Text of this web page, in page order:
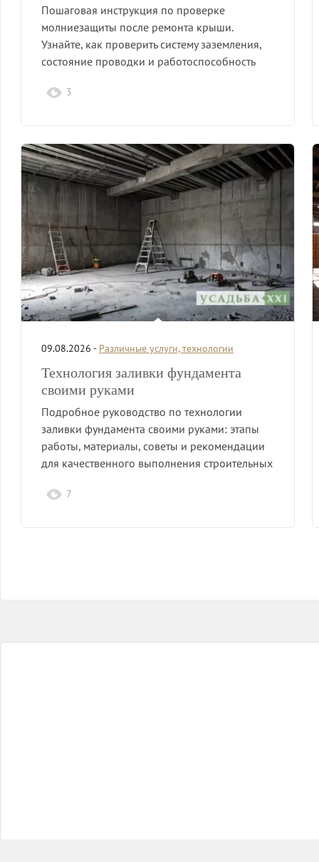
Пошаговая инструкция по проверке
молниезащиты после ремонта крыши.
Узнайте, как проверить систему заземления,
состояние проводки и работоспособность
3
09.08.2026 - Различные услуги, технологии
Технология заливки фундамента
своими руками
Подробное руководство по технологии
заливки фундамента своими руками: этапы
работы, материалы, советы и рекомендации
для качественного выполнения строительных
7